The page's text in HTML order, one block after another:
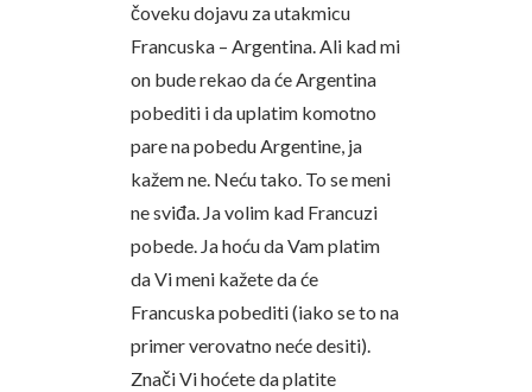
čoveku dojavu za utakmicu
Francuska – Argentina. Ali kad mi
on bude rekao da će Argentina
pobediti i da uplatim komotno
pare na pobedu Argentine, ja
kažem ne. Neću tako. To se meni
ne sviđa. Ja volim kad Francuzi
pobede. Ja hoću da Vam platim
da Vi meni kažete da će
Francuska pobediti (iako se to na
primer verovatno neće desiti).
Znači Vi hoćete da platite